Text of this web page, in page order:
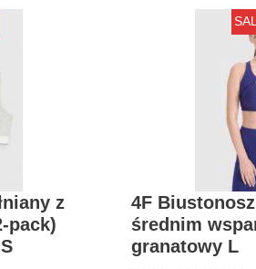
z
pack)
4F
średnim
granatowy L